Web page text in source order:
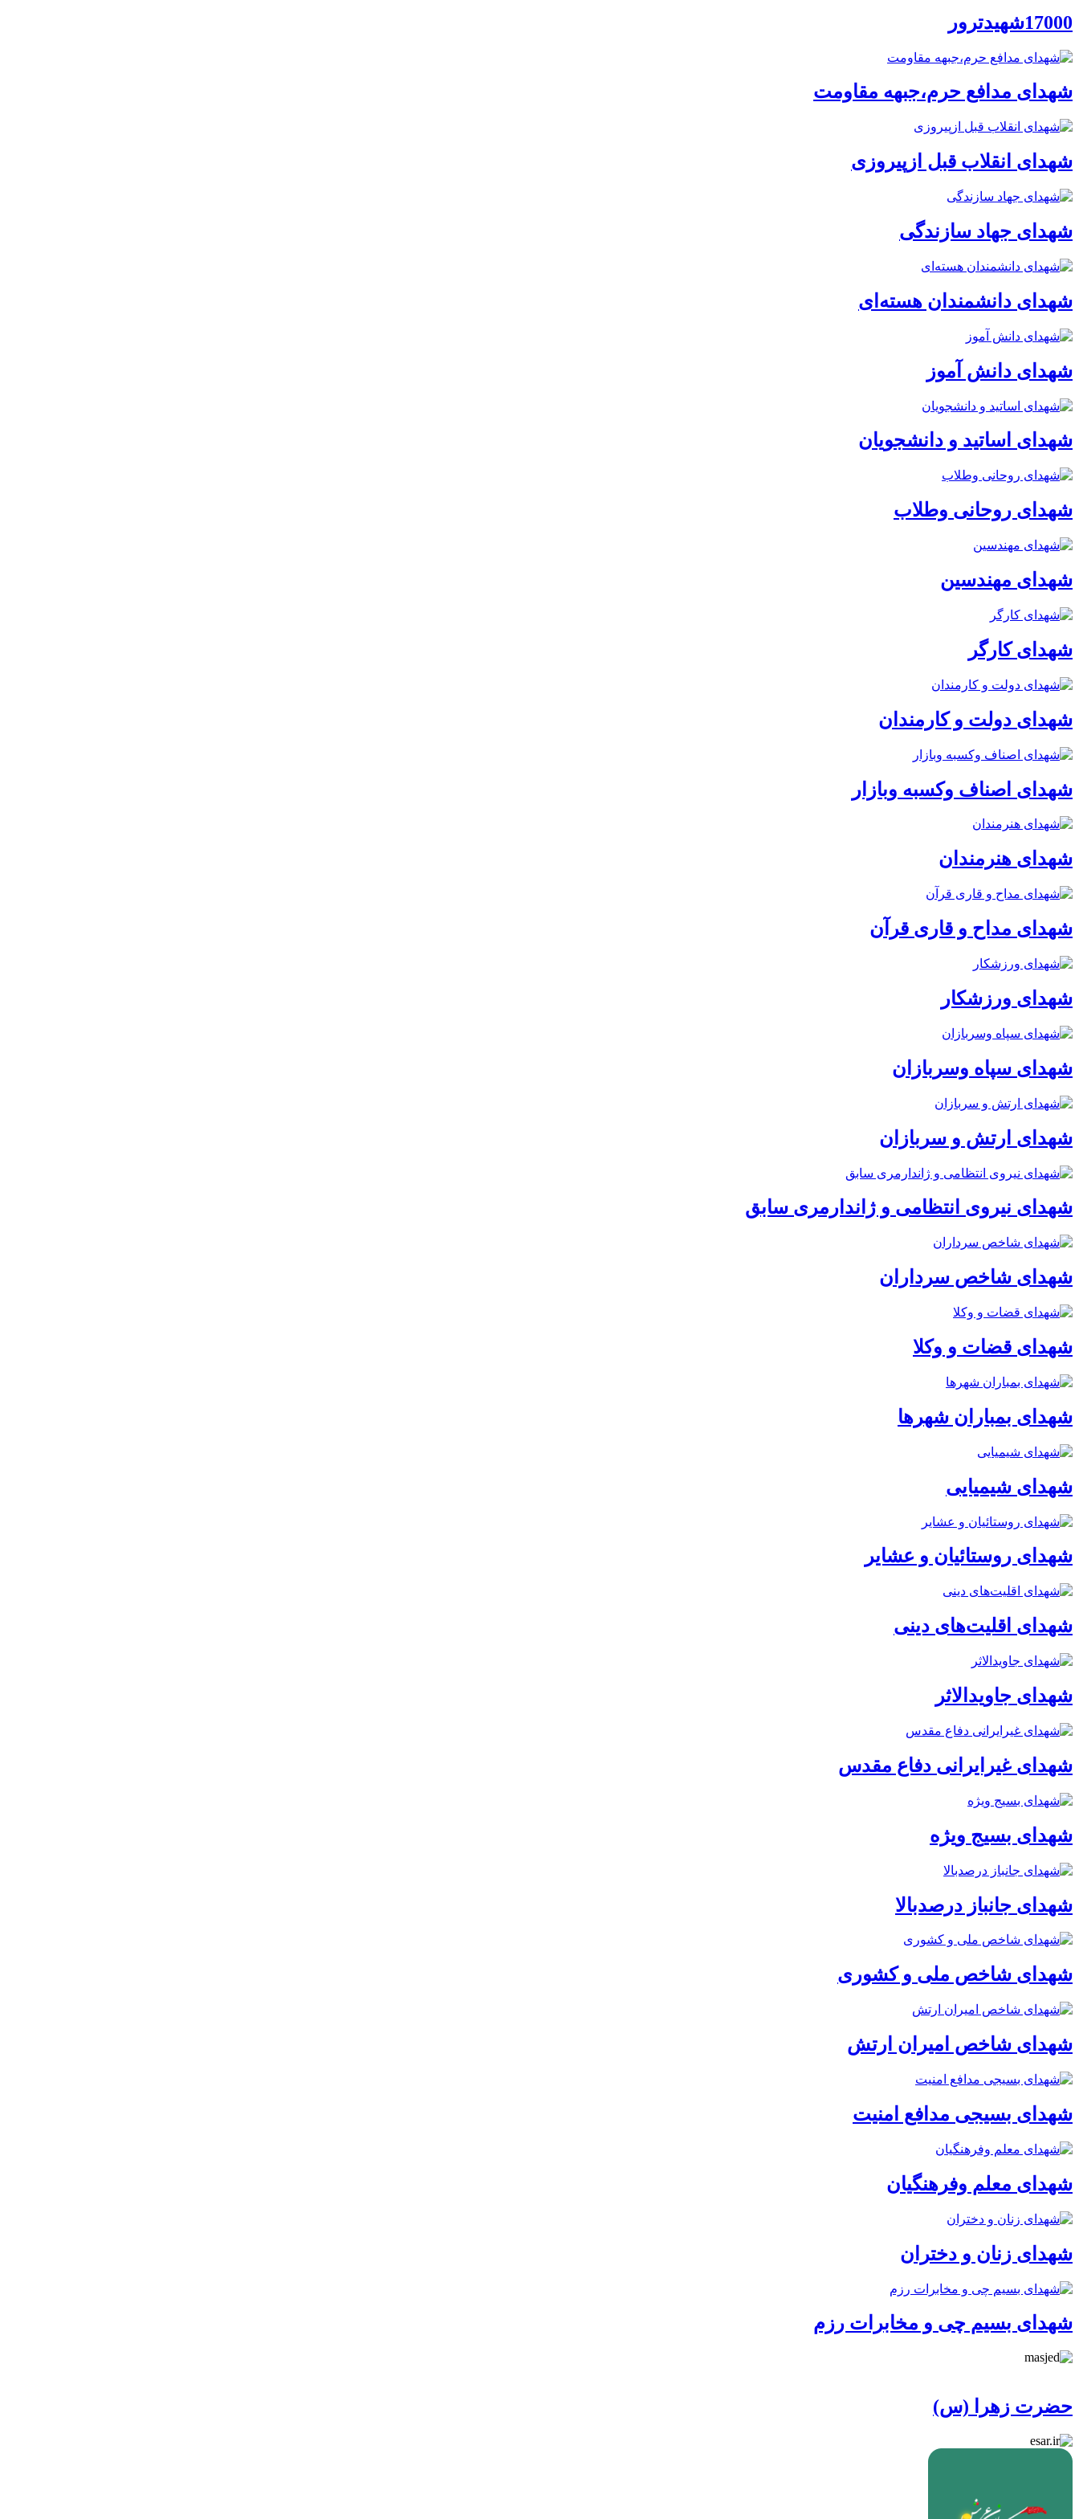
17000شهیدترور
شهدای مدافع حرم،جبهه مقاومت
شهدای انقلاب قبل ازپیروزی
شهدای جهاد سازندگی
شهدای دانشمندان هسته‌ای
شهدای دانش آموز
شهدای اساتید و دانشجویان
شهدای روحانی وطلاب
شهدای مهندسین
شهدای کارگر
شهدای دولت و کارمندان
شهدای اصناف وکسبه وبازار
شهدای هنرمندان
شهدای مداح و قاری قرآن
شهدای ورزشکار
شهدای سپاه وسربازان
شهدای ارتش و سربازان
شهدای نیروی انتظامی و ژاندارمری سابق
شهدای شاخص سرداران
شهدای قضات و وکلا
شهدای بمباران شهرها
شهدای شیمیایی
شهدای روستائیان و عشایر
شهدای اقلیت‌های دینی
شهدای جاویدالاثر
شهدای غیرایرانی دفاع مقدس
شهدای بسیج ویژه
شهدای جانباز درصدبالا
شهدای شاخص ملی و کشوری
شهدای شاخص امیران ارتش
شهدای بسیجی مدافع امنیت
شهدای معلم وفرهنگیان
شهدای زنان و دختران
شهدای بسیم چی و مخابرات رزم
حضرت زهرا (س)